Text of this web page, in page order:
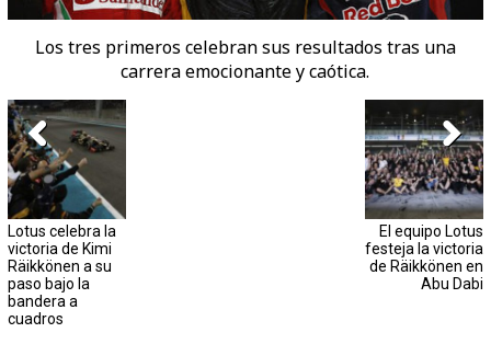
Los tres primeros celebran sus resultados tras una
carrera emocionante y caótica.
Lotus celebra la
victoria de Kimi
Räikkönen a su
paso bajo la
bandera a
cuadros
El equipo Lotus
festeja la victoria
de Räikkönen en
Abu Dabi